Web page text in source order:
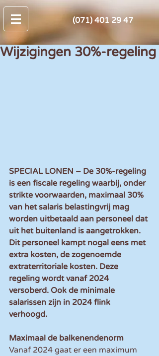
(071) 401 29 47
Wijzigingen 30%-regeling
SPECIAL LONEN – De 30%-regeling
is een fiscale regeling waarbij, onder
strikte voorwaarden, maximaal 30%
van het salaris belastingvrij mag
worden uitbetaald aan personeel dat
uit het buitenland is aangetrokken.
Dit personeel kampt nogal eens met
extra kosten, de zogenoemde
extraterritoriale kosten. Deze
regeling wordt vanaf 2024
versoberd. Ook de minimale
salarissen zijn in 2024 flink
verhoogd.
Maximaal de balkenendenorm
Vanaf 2024 gaat er een maximum